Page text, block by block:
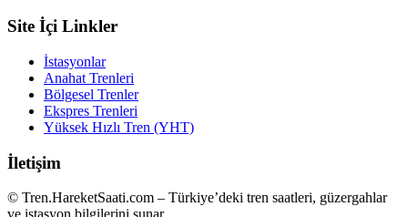
Site İçi Linkler
İstasyonlar
Anahat Trenleri
Bölgesel Trenler
Ekspres Trenleri
Yüksek Hızlı Tren (YHT)
İletişim
© Tren.HareketSaati.com – Türkiye’deki tren saatleri, güzergahlar